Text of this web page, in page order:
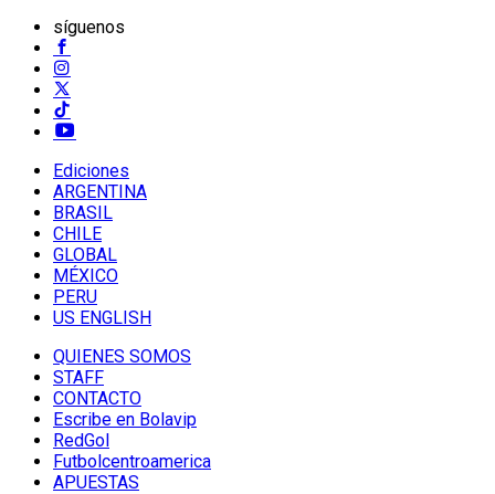
síguenos
Ediciones
ARGENTINA
BRASIL
CHILE
GLOBAL
MÉXICO
PERU
US ENGLISH
QUIENES SOMOS
STAFF
CONTACTO
Escribe en Bolavip
RedGol
Futbolcentroamerica
APUESTAS